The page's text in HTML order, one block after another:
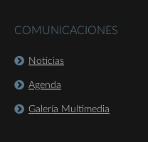
COMUNICACIONES
Noticias
Agenda
Galería Multimedia